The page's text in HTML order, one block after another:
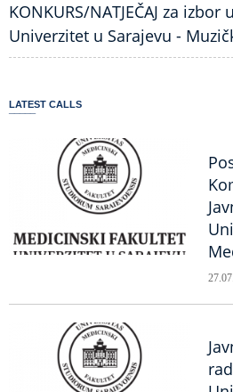
KONKURS/NATJEČAJ za
Univerzitet u Sarajevu -
LATEST CALLS